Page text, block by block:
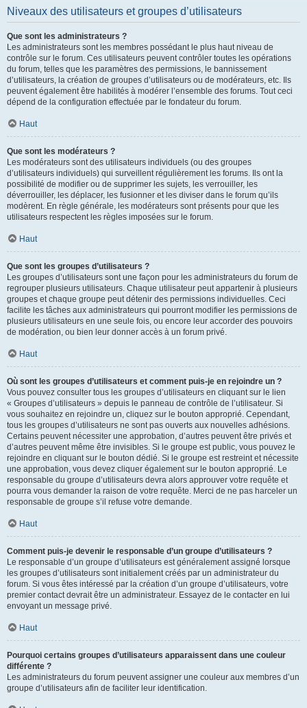
Niveaux des utilisateurs et groupes d’utilisateurs
Que sont les administrateurs ?
Les administrateurs sont les membres possédant le plus haut niveau de
contrôle sur le forum. Ces utilisateurs peuvent contrôler toutes les opérations
du forum, telles que les paramètres des permissions, le bannissement
d’utilisateurs, la création de groupes d’utilisateurs ou de modérateurs, etc. Ils
peuvent également être habilités à modérer l’ensemble des forums. Tout ceci
dépend de la configuration effectuée par le fondateur du forum.
Haut
Que sont les modérateurs ?
Les modérateurs sont des utilisateurs individuels (ou des groupes
d’utilisateurs individuels) qui surveillent régulièrement les forums. Ils ont la
possibilité de modifier ou de supprimer les sujets, les verrouiller, les
déverrouiller, les déplacer, les fusionner et les diviser dans le forum qu’ils
modèrent. En règle générale, les modérateurs sont présents pour que les
utilisateurs respectent les règles imposées sur le forum.
Haut
Que sont les groupes d’utilisateurs ?
Les groupes d’utilisateurs sont une façon pour les administrateurs du forum de
regrouper plusieurs utilisateurs. Chaque utilisateur peut appartenir à plusieurs
groupes et chaque groupe peut détenir des permissions individuelles. Ceci
facilite les tâches aux administrateurs qui pourront modifier les permissions de
plusieurs utilisateurs en une seule fois, ou encore leur accorder des pouvoirs
de modération, ou bien leur donner accès à un forum privé.
Haut
Où sont les groupes d’utilisateurs et comment puis-je en rejoindre un ?
Vous pouvez consulter tous les groupes d’utilisateurs en cliquant sur le lien
« Groupes d’utilisateurs » depuis le panneau de contrôle de l’utilisateur. Si
vous souhaitez en rejoindre un, cliquez sur le bouton approprié. Cependant,
tous les groupes d’utilisateurs ne sont pas ouverts aux nouvelles adhésions.
Certains peuvent nécessiter une approbation, d’autres peuvent être privés et
d’autres peuvent même être invisibles. Si le groupe est public, vous pouvez le
rejoindre en cliquant sur le bouton dédié. Si le groupe est restreint et nécessite
une approbation, vous devez cliquer également sur le bouton approprié. Le
responsable du groupe d’utilisateurs devra alors approuver votre requête et
pourra vous demander la raison de votre requête. Merci de ne pas harceler un
responsable de groupe s’il refuse votre demande.
Haut
Comment puis-je devenir le responsable d’un groupe d’utilisateurs ?
Le responsable d’un groupe d’utilisateurs est généralement assigné lorsque
les groupes d’utilisateurs sont initialement créés par un administrateur du
forum. Si vous êtes intéressé par la création d’un groupe d’utilisateurs, votre
premier contact devrait être un administrateur. Essayez de le contacter en lui
envoyant un message privé.
Haut
Pourquoi certains groupes d’utilisateurs apparaissent dans une couleur
différente ?
Les administrateurs du forum peuvent assigner une couleur aux membres d’un
groupe d’utilisateurs afin de faciliter leur identification.